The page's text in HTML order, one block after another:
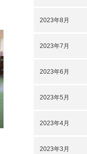
2023年8月
2023年7月
2023年6月
2023年5月
2023年4月
2023年3月